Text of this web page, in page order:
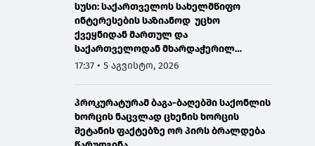
სუსი: საქართველოს სახელმწიფო
ინტერესების საზიანოდ უცხო
ქვეყნიდან მართულ და
საქართველოდან მხარდაჭერილ
დისკრედიტაციულ საინფორმაციო
17:37 • 5 აგვისტო, 2026
პროკურატურამ ბაგა-ბაღებში საქონლის
ხორცის ნაცვლად ცხენის ხორცის
შეტანის ფაქტებზე ორ პირს ბრალდება